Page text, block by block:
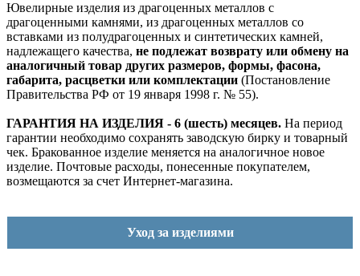
Ювелирные изделия из драгоценных металлов с
драгоценными камнями, из драгоценных металлов со
вставками из полудрагоценных и синтетических камней,
надлежащего качества, не подлежат возврату или обмену на
аналогичный товар других размеров, формы, фасона,
габарита, расцветки или комплектации (Постановление
Правительства РФ от 19 января 1998 г. № 55).
ГАРАНТИЯ НА ИЗДЕЛИЯ - 6 (шесть) месяцев. На период
гарантии необходимо сохранять заводскую бирку и товарный
чек. Бракованное изделие меняется на аналогичное новое
изделие. Почтовые расходы, понесенные покупателем,
возмещаются за счет Интернет-магазина.
Уход за изделиями